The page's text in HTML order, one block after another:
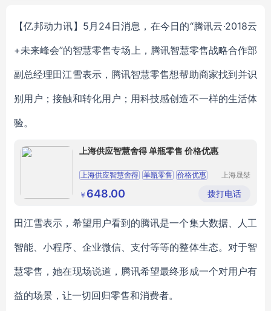
【亿邦动力讯】5月24日消息，在今日的“腾讯云·2018云
+未来峰会”的智慧零售专场上，腾讯智慧零售战略合作部
副总经理田江雪表示，腾讯智慧零售想帮助商家找到并识
别用户；接触和转化用户；用科技感创造不一样的生活体
验。
上海供应智慧舍得 单瓶零售 价格优惠
上海供应智慧舍得 单瓶零售 价格优惠
上海晟桀
公司
￥ 648.00 拨打电话
田江雪表示，希望用户看到的腾讯是一个集大数据、人工
智能、小程序、企业微信、支付等等的整体生态。对于智
慧零售，她在现场说道，腾讯希望最终形成一个对用户有
益的场景，让一切回归零售和消费者。